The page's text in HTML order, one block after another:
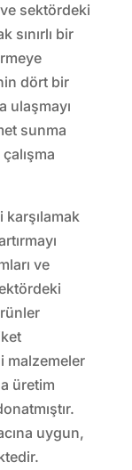
sektördeki
sınırlı bir
dört bir
ulaşmayı
sunma
karşılamak
ve
malzemeler
üretim
uygun,